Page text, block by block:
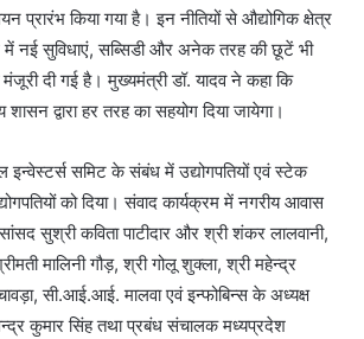
प्रारंभ किया गया है। इन नीतियों से औद्योगिक क्षेत्र
में नई सुविधाएं, सब्सिडी और अनेक तरह की छूटें भी
मंजूरी दी गई है। मुख्यमंत्री डॉ. यादव ने कहा कि
द्वारा हर तरह का सहयोग दिया जायेगा।
इन्वेस्टर्स समिट के संबंध में उद्योगपतियों एवं स्टेक
को दिया। संवाद कार्यक्रम में नगरीय आवास
सुश्री कविता पाटीदार और श्री शंकर लालवानी,
मालिनी गौड़, श्री गोलू शुक्ला, श्री महेन्द्र
सी.आई.आई. मालवा एवं इन्फोबिन्स के अध्यक्ष
कुमार सिंह तथा प्रबंध संचालक मध्यप्रदेश